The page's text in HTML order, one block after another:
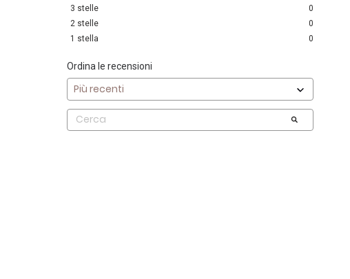
3 stelle
0
2 stelle
0
1 stella 0
Ordina le recensioni